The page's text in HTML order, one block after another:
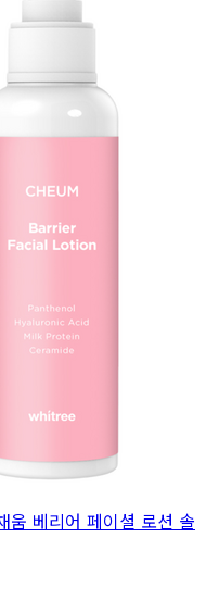
움 베리어 페이셜 로션 솔